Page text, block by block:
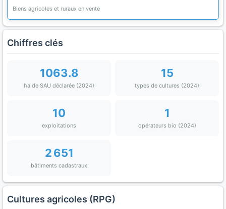
Biens agricoles et ruraux en vente
Chiffres clés
1063.8
ha de SAU déclarée (2024)
15
types de cultures (2024)
10
exploitations
1
opérateurs bio (2024)
2 651
bâtiments cadastraux
Cultures agricoles (RPG)